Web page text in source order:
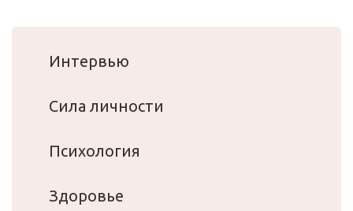
Интервью
Сила личности
Психология
Здоровье